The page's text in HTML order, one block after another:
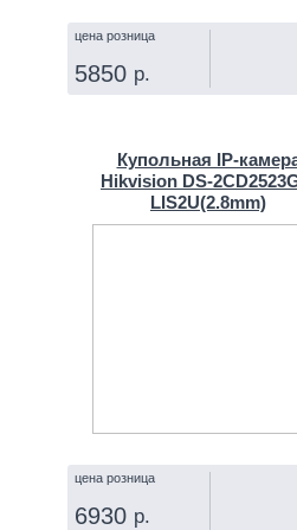
цена розница
5850 р.
Купольная
Hikvision DS-
LIS2U(2.8mm)
цена розница
6930 р.